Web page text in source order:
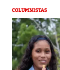
COLUMNISTAS